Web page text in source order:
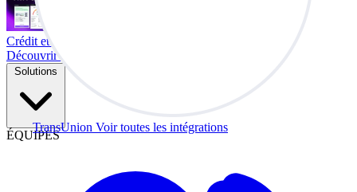
TransUnion Voir toutes les intégrations
Crédit et échange à votre bureau.
Découvrir Co-Driver
Solutions
ÉQUIPES